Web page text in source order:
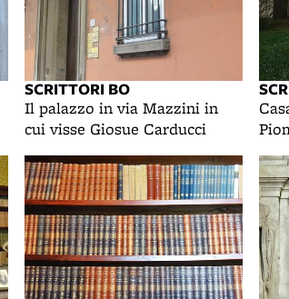
SCRITTORI BO
Il palazzo in via Mazzini in
cui visse Giosue Carducci